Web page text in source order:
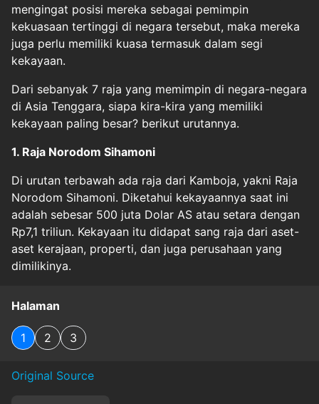
mengingat posisi mereka sebagai pemimpin
kekuasaan tertinggi di negara tersebut, maka mereka
juga perlu memiliki kuasa termasuk dalam segi
kekayaan.
Dari sebanyak 7 raja yang memimpin di negara-negara
di Asia Tenggara, siapa kira-kira yang memiliki
kekayaan paling besar? berikut urutannya.
1. Raja Norodom Sihamoni
Di urutan terbawah ada raja dari Kamboja, yakni Raja
Norodom Sihamoni. Diketahui kekayaannya saat ini
adalah sebesar 500 juta Dolar AS atau setara dengan
Rp7,1 triliun. Kekayaan itu didapat sang raja dari aset-
aset kerajaan, properti, dan juga perusahaan yang
dimilikinya.
Halaman
1 2 3
Original Source